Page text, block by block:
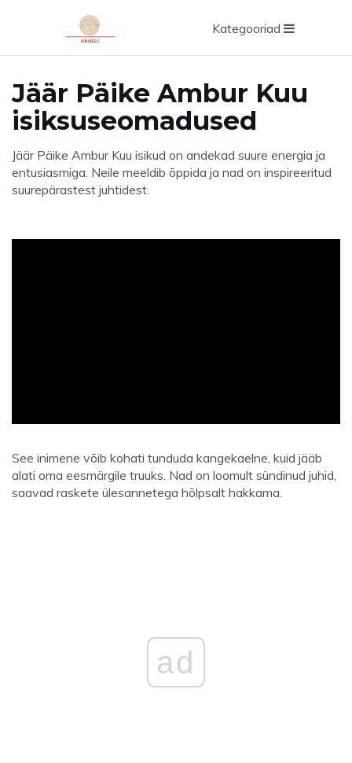
Kategooriad
Jäär Päike Ambur Kuu
isiksuseomadused
Jäär Päike Ambur Kuu isikud on andekad suure energia ja
entusiasmiga. Neile meeldib õppida ja nad on inspireeritud
suurepärastest juhtidest.
See inimene võib kohati tunduda kangekaelne, kuid jääb
alati oma eesmärgile truuks. Nad on loomult sündinud juhid,
saavad raskete ülesannetega hõlpsalt hakkama.
ad